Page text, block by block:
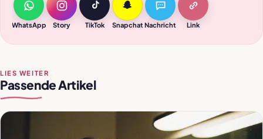
WhatsApp Story TikTok SnapchatNachricht Link
LIES WEITER
Passende Artikel